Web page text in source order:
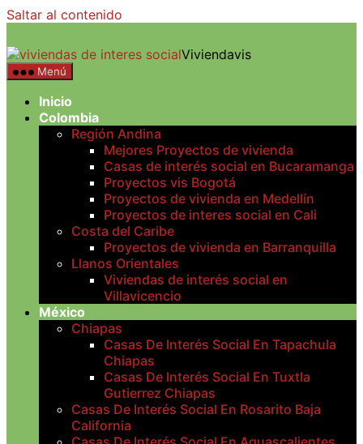
Saltar al contenido
Viviendavis
Menú
Inicio
Colombia
Región Andina
Mejores Proyectos de vivienda
Casas de interés social en Bucaramanga
Proyectos vis Bogotá
Proyectos de vivienda en Medellín
Proyectos de interes social en Cali
Costa del Caribe
Proyectos de vivienda en Barranquilla
Llanos Orientales
Viviendas de interés social en
Villavicencio
México
Chiapas
Casas De Interés Social En Tapachula
Chiapas
Casas De Interés Social En Tuxtla
Gutierrez Chiapas
Casas De Interés Social En Rosarito Baja
California